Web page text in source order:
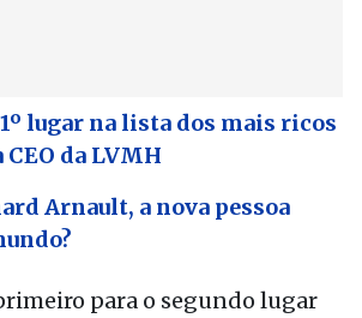
lugar na lista dos mais ricos
CEO da LVMH
Arnault, a nova pessoa
para o segundo lugar